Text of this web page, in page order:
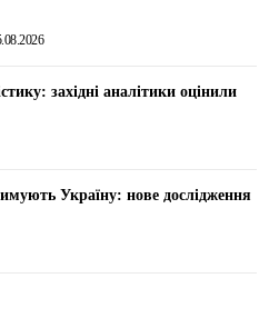
західні аналітики оцінили
Україну: нове дослідження